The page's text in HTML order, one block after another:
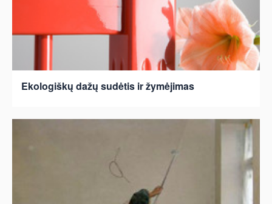
Ekologiškų dažų sudėtis ir žymėjimas